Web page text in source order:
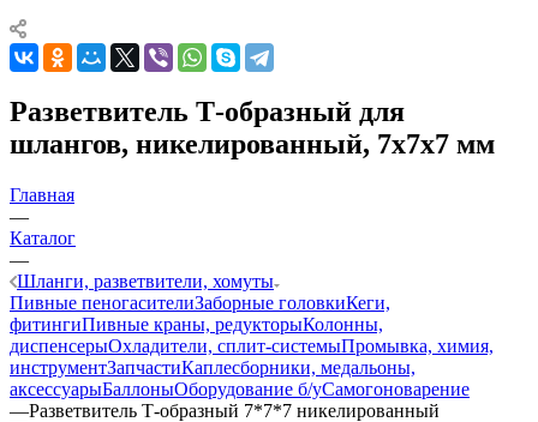
Разветвитель Т-образный для
шлангов, никелированный, 7х7х7 мм
Главная
—
Каталог
—
Шланги, разветвители, хомуты
Пивные пеногасителиЗаборные головкиКеги,
фитингиПивные краны, редукторыКолонны,
диспенсерыОхладители, сплит-системыПромывка, химия,
инструментЗапчастиКаплесборники, медальоны,
аксессуарыБаллоныОборудование б/уСамогоноварение
—Разветвитель Т-образный 7*7*7 никелированный